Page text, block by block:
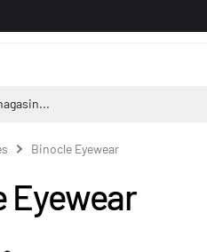
Binocle Eyewear
Eyewear